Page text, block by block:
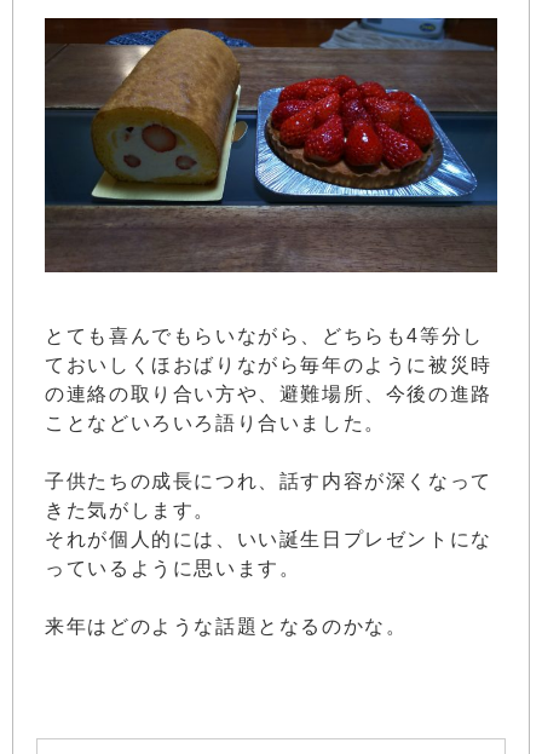
とても喜んでもらいながら、どちらも4等分し
ておいしくほおばりながら毎年のように被災時
の連絡の取り合い方や、避難場所、今後の進路
ことなどいろいろ語り合いました。
子供たちの成長につれ、話す内容が深くなって
きた気がします。
それが個人的には、いい誕生日プレゼントにな
っているように思います。
来年はどのような話題となるのかな。